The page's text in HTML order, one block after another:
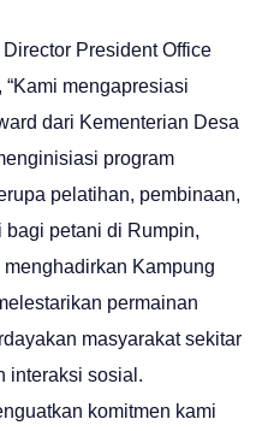
President Office
mengapresiasi
dari Kementerian Desa
program
pelatihan, pembinaan,
petani di Rumpin,
Kampung
permainan
masyarakat sekitar
interaksi sosial.
komitmen kami